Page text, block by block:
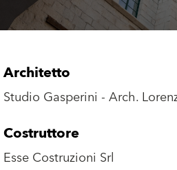
Architetto
Studio Gasperini - Arch.
Costruttore
Esse Costruzioni Srl